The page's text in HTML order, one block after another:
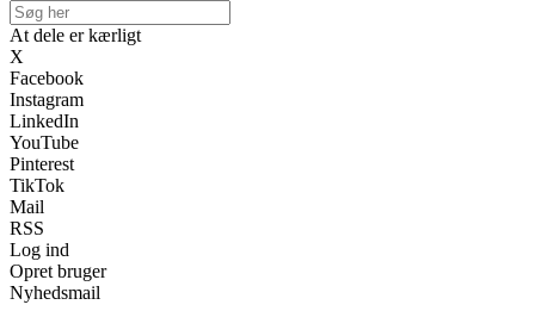
At dele er kærligt
X
Facebook
Instagram
LinkedIn
YouTube
Pinterest
TikTok
Mail
RSS
Log ind
Opret bruger
Nyhedsmail